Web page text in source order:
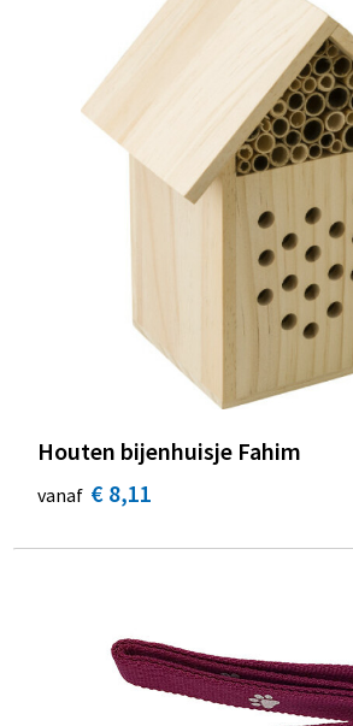
Houten bijenhuisje Fahim
vanaf € 8,11